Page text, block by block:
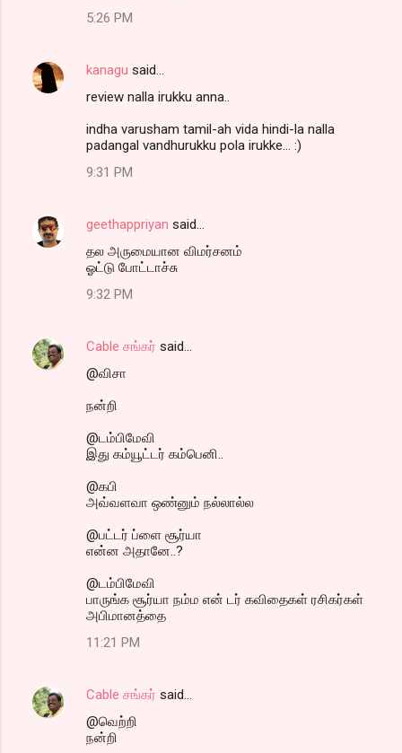
5:26 PM
kanagu said…
review nalla irukku anna..
indha varusham tamil-ah vida hindi-la nalla
padangal vandhurukku pola irukke... :)
9:31 PM
geethappriyan said…
தல அருமையான விமர்சனம்
ஓட்டு போட்டாச்சு
9:32 PM
Cable சங்கர் said…
@விசா
நன்றி
@டம்பிமேவி
இது கம்யூட்டர் கம்பெனி..
@கபி
அவ்வளவா ஒண்னும் நல்லால்ல
@பட்டர் ப்ளை சூர்யா
என்ன அதானே..?
@டம்பிமேவி
பாருங்க சூர்யா நம்ம என் டர் கவிதைகள் ரசிகர்கள்
அபிமானத்தை
11:21 PM
Cable சங்கர் said…
@வெற்றி
நன்றி